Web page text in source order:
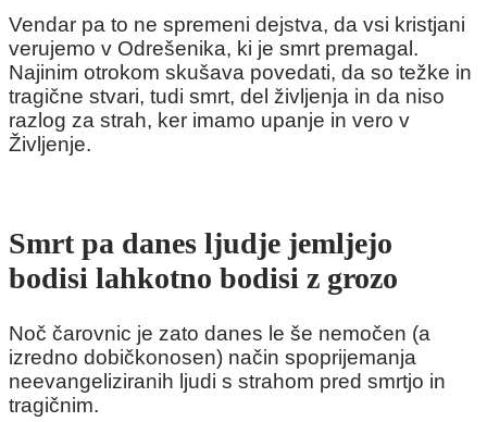
Vendar pa to ne spremeni dejstva, da vsi kristjani
verujemo v Odrešenika, ki je smrt premagal.
Najinim otrokom skušava povedati, da so težke in
tragične stvari, tudi smrt, del življenja in da niso
razlog za strah, ker imamo upanje in vero v
Življenje.
Smrt pa danes ljudje jemljejo
bodisi lahkotno bodisi z grozo
Noč čarovnic je zato danes le še nemočen (a
izredno dobičkonosen) način spoprijemanja
neevangeliziranih ljudi s strahom pred smrtjo in
tragičnim.